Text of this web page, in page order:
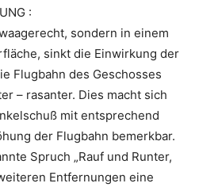
:
sondern in einem
sinkt die Einwirkung der
Flugbahn des Geschosses
– rasanter. Dies macht sich
mit entsprechend
der Flugbahn bemerkbar.
Spruch „Rauf und Runter,
Entfernungen eine